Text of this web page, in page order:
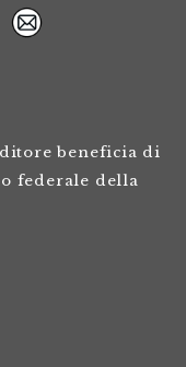
beneficia di
federale della